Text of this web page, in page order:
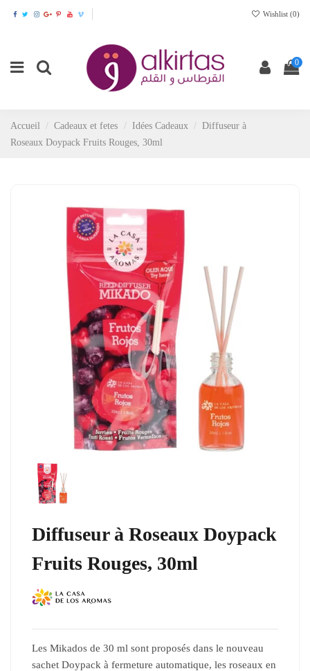
Wishlist (0)
0
Accueil Cadeaux et fetes Idées Cadeaux
Diffuseur à
Roseaux Doypack Fruits Rouges, 30ml
Diffuseur à Roseaux Doypack
Fruits Rouges, 30ml
Les Mikados de 30 ml sont proposés dans le nouveau
sachet Doypack à fermeture automatique, les roseaux en